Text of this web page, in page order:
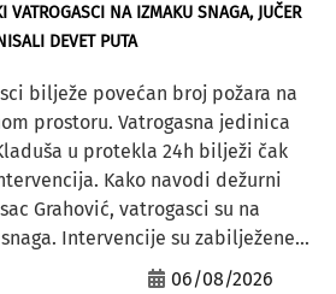
VATROGASCI NA IZMAKU SNAGA, JUČER
DEVET PUTA
bilježe povećan broj požara na
prostoru. Vatrogasna jedinica
u protekla 24h bilježi čak
Kako navodi dežurni
Grahović, vatrogasci su na
Intervencije su zabilježene...
06/08/2026